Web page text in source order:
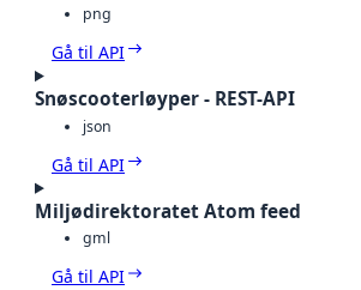
png
Gå til API
Snøscooterløyper - REST-API
json
Gå til API
Miljødirektoratet Atom feed
gml
Gå til API